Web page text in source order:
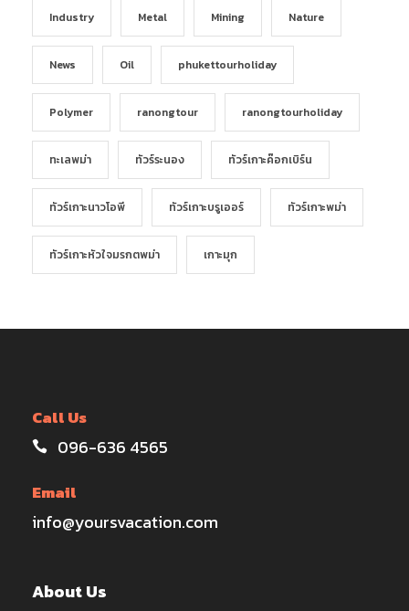
Industry Metal Mining Nature
News Oil phukettourholiday
Polymer ranongtour ranongtourholiday
ทะเลพม่า ทัวร์ระนอง ทัวร์เกาะค๊อกเบิร์น
ทัวร์เกาะนาวโอพี ทัวร์เกาะบรูเออร์ ทัวร์เกาะพม่า
ทัวร์เกาะหัวใจมรกตพม่า เกาะมุก
Call Us
096-636 4565
Email
info@yoursvacation.com
About Us